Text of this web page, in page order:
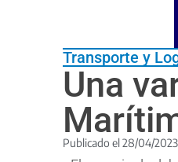
Transporte y
Una
Publicado el 28/04/2023